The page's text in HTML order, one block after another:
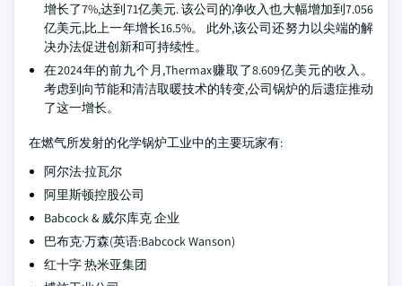
增长了7%,达到71亿美元. 该公司的净收入也大幅增加到7.056
亿美元,比上一年增长16.5%。 此外,该公司还努力以尖端的解
决办法促进创新和可持续性。
在2024年的前九个月,Thermax赚取了8.609亿美元的收入。
考虑到向节能和清洁取暖技术的转变,公司锅炉的后遗症推动
了这一增长。
在燃气所发射的化学锅炉工业中的主要玩家有:
阿尔法·拉瓦尔
阿里斯顿控股公司
Babcock & 威尔库克 企业
巴布克·万森(英语:Babcock Wanson)
红十字 热米亚集团